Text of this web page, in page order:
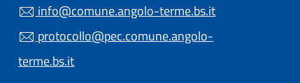
info@comune.angolo-terme.bs.it
protocollo@pec.comune.angolo-
terme.bs.it